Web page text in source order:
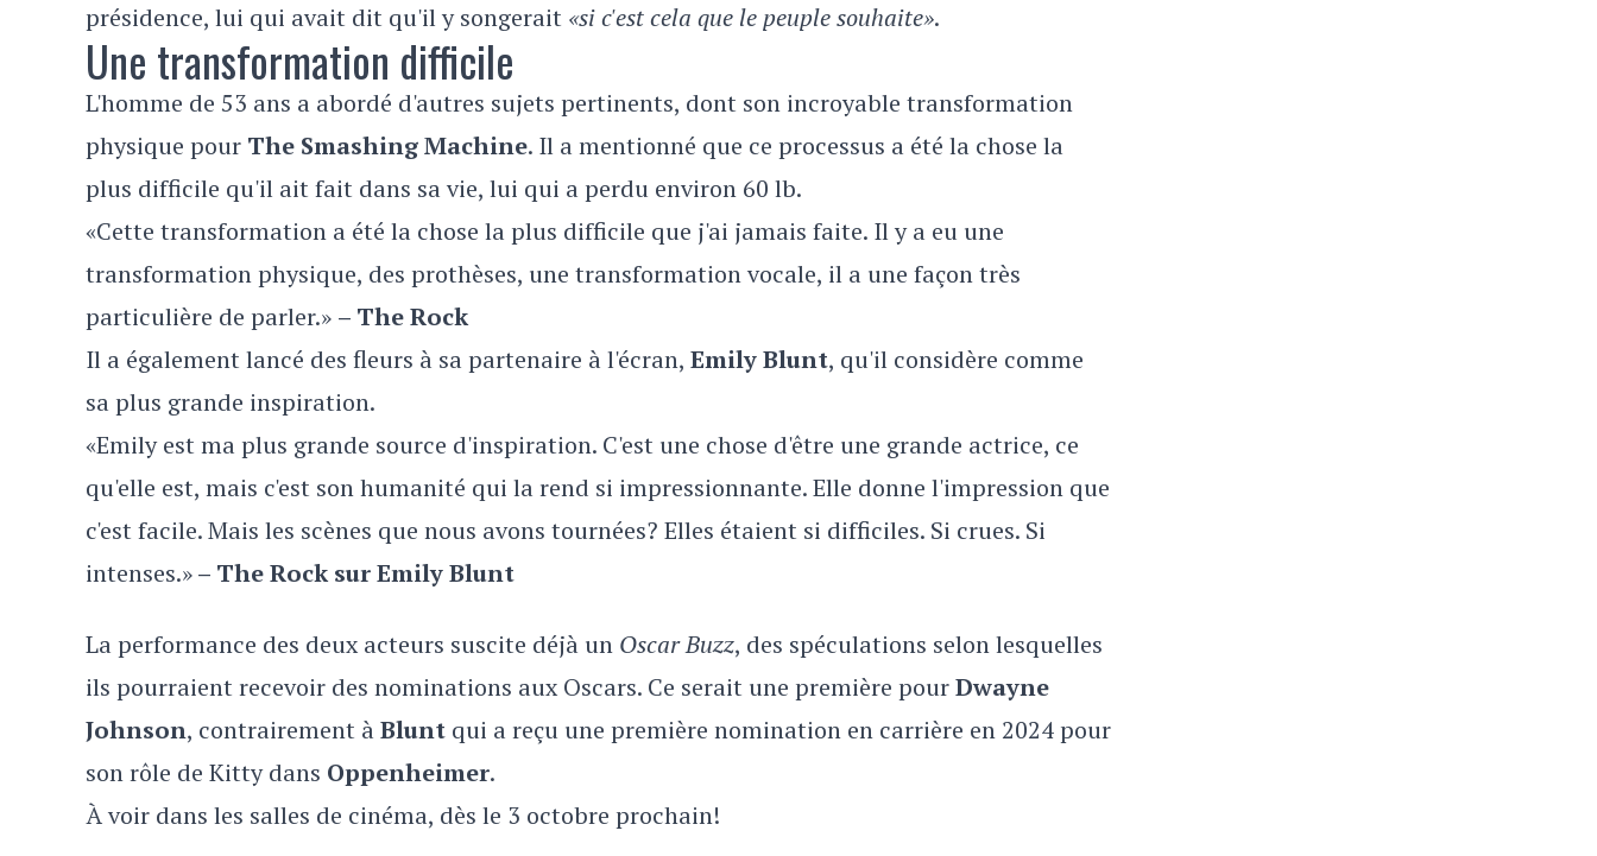
présidence, lui qui avait dit qu'il y songerait «si c'est cela que le peuple souhaite».
Une transformation difficile
L'homme de 53 ans a abordé d'autres sujets pertinents, dont son incroyable transformation
physique pour The Smashing Machine. Il a mentionné que ce processus a été la chose la
plus difficile qu'il ait fait dans sa vie, lui qui a perdu environ 60 lb.
«Cette transformation a été la chose la plus difficile que j'ai jamais faite. Il y a eu une
transformation physique, des prothèses, une transformation vocale, il a une façon très
particulière de parler.» – The Rock
Il a également lancé des fleurs à sa partenaire à l'écran, Emily Blunt, qu'il considère comme
sa plus grande inspiration.
«Emily est ma plus grande source d'inspiration. C'est une chose d'être une grande actrice, ce
qu'elle est, mais c'est son humanité qui la rend si impressionnante. Elle donne l'impression que
c'est facile. Mais les scènes que nous avons tournées? Elles étaient si difficiles. Si crues. Si
intenses.»– The Rock sur Emily Blunt
La performance des deux acteurs suscite déjà un Oscar Buzz, des spéculations selon lesquelles
ils pourraient recevoir des nominations aux Oscars. Ce serait une première pourDwayne
Johnson, contrairement àBlunt qui a reçu une première nomination en carrière en 2024 pour
son rôle de Kitty dans Oppenheimer.
À voir dans les salles de cinéma, dès le 3 octobre prochain!